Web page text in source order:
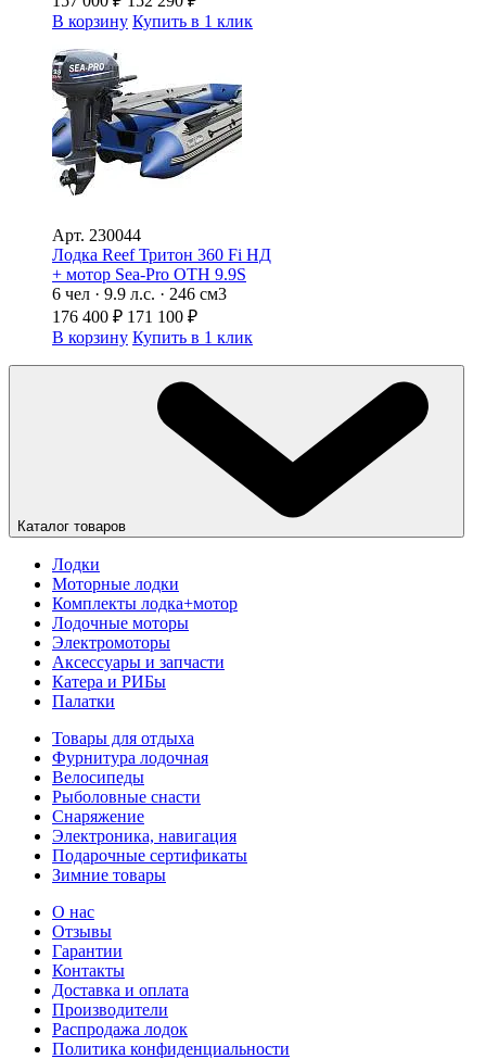
В корзину Купить в 1 клик
Арт. 230044
Лодка Reef Тритон 360 Fi НД
+ мотор Sea-Pro ОТН 9.9S
6 чел · 9.9 л.с. · 246 см3
176 400 ₽ 171 100 ₽
В корзину Купить в 1 клик
Каталог товаров
Лодки
Моторные лодки
Комплекты лодка+мотор
Лодочные моторы
Электромоторы
Аксессуары и запчасти
Катера и РИБы
Палатки
Товары для отдыха
Фурнитура лодочная
Велосипеды
Рыболовные снасти
Снаряжение
Электроника, навигация
Подарочные сертификаты
Зимние товары
О нас
Отзывы
Гарантии
Контакты
Доставка и оплата
Производители
Распродажа лодок
Политика конфиденциальности